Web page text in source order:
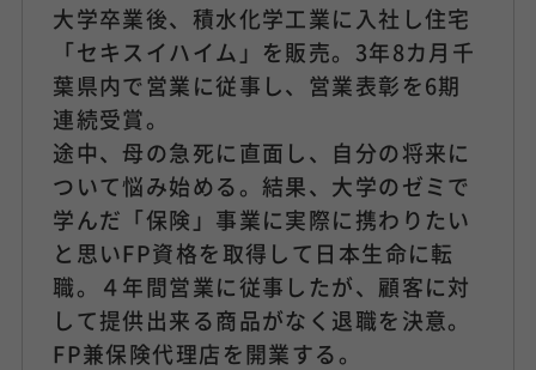
大学卒業後、積水化学工業に入社し住宅
「セキスイハイム」を販売。3年8カ月千
葉県内で営業に従事し、営業表彰を6期
連続受賞。
途中、母の急死に直面し、自分の将来に
ついて悩み始める。結果、大学のゼミで
学んだ「保険」事業に実際に携わりたい
と思いFP資格を取得して日本生命に転
職。４年間営業に従事したが、顧客に対
して提供出来る商品がなく退職を決意。
FP兼保険代理店を開業する。